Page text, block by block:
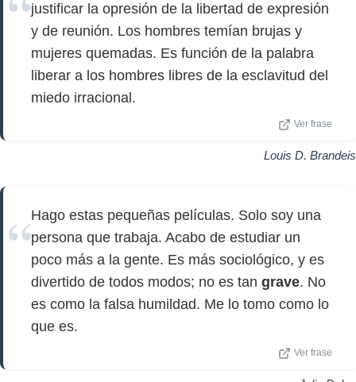
justificar la opresión de la libertad de expresión
y de reunión. Los hombres temían brujas y
mujeres quemadas. Es función de la palabra
liberar a los hombres libres de la esclavitud del
miedo irracional.
Ver frase
Louis D. Brandeis
Hago estas pequeñas películas. Solo soy una
persona que trabaja. Acabo de estudiar un
poco más a la gente. Es más sociológico, y es
divertido de todos modos; no es tan grave. No
es como la falsa humildad. Me lo tomo como lo
que es.
Ver frase